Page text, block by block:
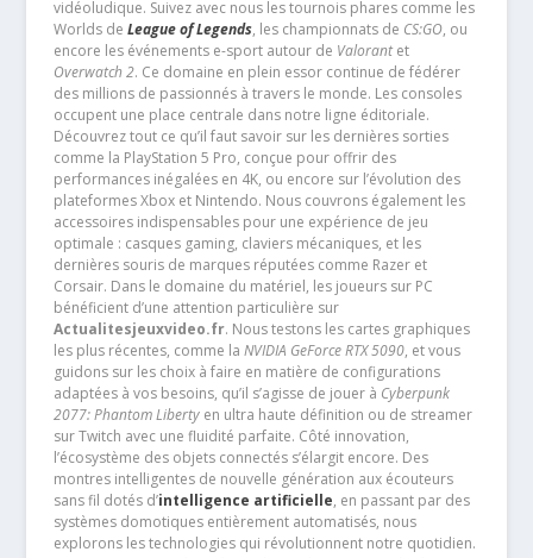
vidéoludique. Suivez avec nous les tournois phares comme les
Worlds de League of Legends, les championnats de CS:GO, ou
encore les événements e-sport autour de Valorantet
Overwatch 2. Ce domaine en plein essor continue de fédérer
des millions de passionnés à travers le monde. Les consoles
occupent une place centrale dans notre ligne éditoriale.
Découvrez tout ce qu’il faut savoir sur les dernières sorties
comme la PlayStation 5 Pro, conçue pour offrir des
performances inégalées en 4K, ou encore sur l’évolution des
plateformes Xbox et Nintendo. Nous couvrons également les
accessoires indispensables pour une expérience de jeu
optimale : casques gaming, claviers mécaniques, et les
dernières souris de marques réputées comme Razer et
Corsair. Dans le domaine du matériel, les joueurs sur PC
bénéficient d’une attention particulière sur
Actualitesjeuxvideo.fr. Nous testons les cartes graphiques
les plus récentes, comme la NVIDIA GeForce RTX 5090, et vous
guidons sur les choix à faire en matière de configurations
adaptées à vos besoins, qu’il s’agisse de jouer à Cyberpunk
2077: Phantom Libertyen ultra haute définition ou de streamer
sur Twitch avec une fluidité parfaite. Côté innovation,
l’écosystème des objets connectés s’élargit encore. Des
montres intelligentes de nouvelle génération aux écouteurs
sans fil dotés d’intelligence artificielle, en passant par des
systèmes domotiques entièrement automatisés, nous
explorons les technologies qui révolutionnent notre quotidien.